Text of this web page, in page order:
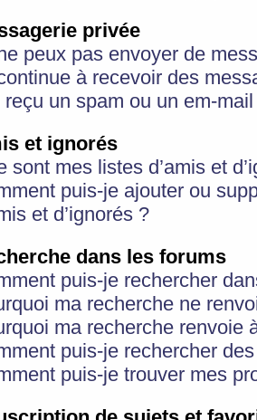
privée
peux pas envoyer de
à recevoir des
reçu un spam ou un em-
et ignorés
sont mes listes d’amis et
puis-je ajouter ou
et d’ignorés ?
dans les forums
puis-je rechercher
ma recherche ne
ma recherche renvoie
puis-je rechercher
puis-je trouver mes